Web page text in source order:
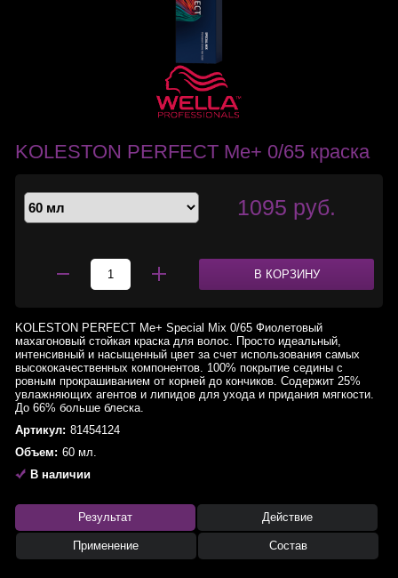
KOLESTON PERFECT Me+ 0/65 краска
1095 руб.
В КОРЗИНУ
KOLESTON PERFECT Me+ Special Mix 0/65 Фиолетовый
махагоновый стойкая краска для волос. Просто идеальный,
интенсивный и насыщенный цвет за счет использования самых
высококачественных компонентов. 100% покрытие седины с
ровным прокрашиванием от корней до кончиков. Содержит 25%
увлажняющих агентов и липидов для ухода и придания мягкости.
До 66% больше блеска.
Артикул: 81454124
Объем: 60 мл.
В наличии
Результат Действие
Применение Состав